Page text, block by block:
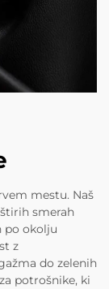
mestu. Naš
smerah
po okolju
z
do zelenih
potrošnike, ki